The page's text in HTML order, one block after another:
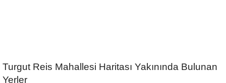
Turgut Reis Mahallesi Haritası Yakınında Bulunan
Yerler